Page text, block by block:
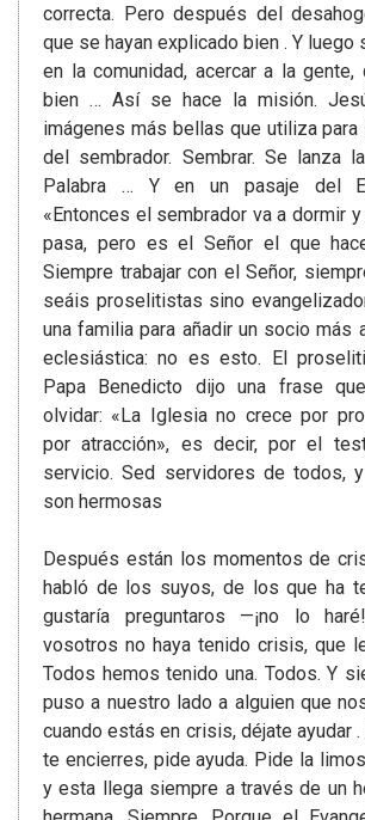
correcta. Pero después del
que se hayan explicado bien . Y luego
en la comunidad, acercar a la
bien … Así se hace la misión.
imágenes más bellas que utiliza
del sembrador. Sembrar. Se lanza
Palabra … Y en un pasaje del
«Entonces el sembrador va a dormir
pasa, pero es el Señor el que
Siempre trabajar con el Señor,
seáis proselitistas sino
una familia para añadir un socio más
eclesiástica: no es esto. El
Papa Benedicto dijo una frase
olvidar: «La Iglesia no crece por
por atracción», es decir, por el
servicio. Sed servidores de todos,
son hermosas
Después están los momentos de
habló de los suyos, de los que ha
gustaría preguntaros —¡no lo
vosotros no haya tenido crisis, que
Todos hemos tenido una. Todos. Y
puso a nuestro lado a alguien que
cuando estás en crisis, déjate ayudar
te encierres, pide ayuda. Pide la
y esta llega siempre a través de un